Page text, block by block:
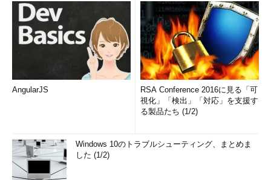
AngularJS
RSA Conference 2016に見る「可
視化」「検出」「対応」を支援す
る製品たち (1/2)
Windows 10のトラブルシューティング、まとめま
した (1/2)